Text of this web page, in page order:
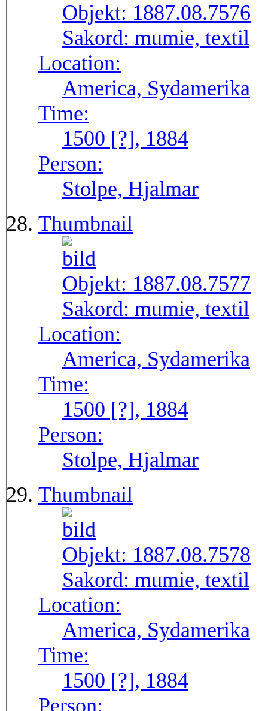
Objekt: 1887.08.7576
Sakord: mumie, textil
Location:
America, Sydamerika
Time:
1500 [?], 1884
Person:
Stolpe, Hjalmar
Thumbnail
Objekt: 1887.08.7577
Sakord: mumie, textil
Location:
America, Sydamerika
Time:
1500 [?], 1884
Person:
Stolpe, Hjalmar
Thumbnail
Objekt: 1887.08.7578
Sakord: mumie, textil
Location:
America, Sydamerika
Time:
1500 [?], 1884
Person: